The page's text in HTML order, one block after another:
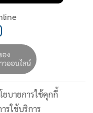
ยบายการใช้คุกกี้
รใช้บริการ